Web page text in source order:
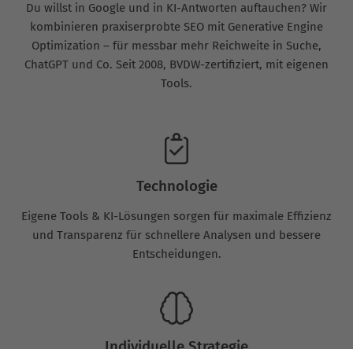
Du willst in Google und in KI-Antworten auftauchen? Wir
kombinieren praxiserprobte SEO mit Generative Engine
Optimization – für messbar mehr Reichweite in Suche,
ChatGPT und Co. Seit 2008, BVDW-zertifiziert, mit eigenen
Tools.
Technologie
Eigene Tools & KI-Lösungen sorgen für maximale Effizienz
und Transparenz für schnellere Analysen und bessere
Entscheidungen.